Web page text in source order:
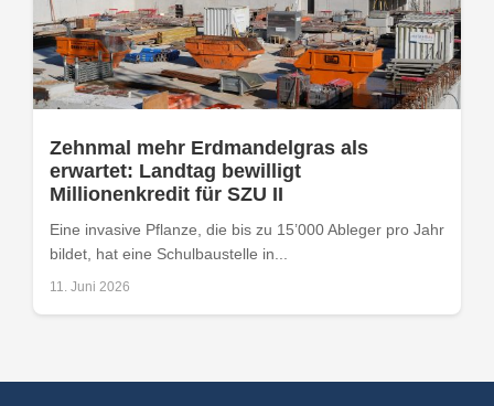
Zehnmal mehr Erdmandelgras als
erwartet: Landtag bewilligt
Millionenkredit für SZU II
Eine invasive Pflanze, die bis zu 15’000 Ableger pro Jahr
bildet, hat eine Schulbaustelle in...
11. Juni 2026